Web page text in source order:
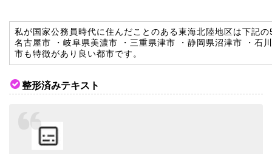
私が国家公務員時代に住んだことのある東海北陸地区は下記
名古屋市 ・岐阜県美濃市 ・三重県津市 ・静岡県沼津市 ・石
市も特徴があり良い都市です。
整形済みテキスト